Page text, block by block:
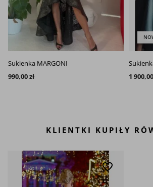
Sukienka MARGONI
990,00 zł
1
KLIENTKI KUPIŁY
favorite_border